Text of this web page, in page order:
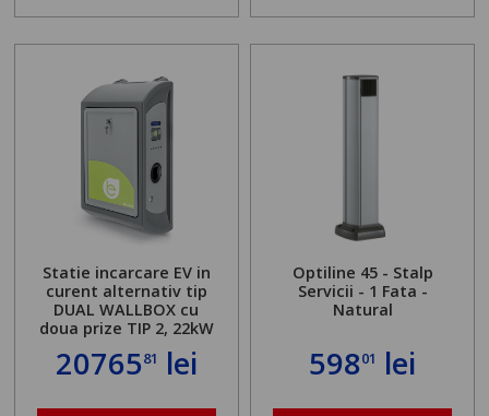
Statie incarcare EV in
curent alternativ tip
DUAL WALLBOX cu
doua prize TIP 2, 22kW
2076581 lei
Optiline 45 - Stalp
Servicii - 1 Fata -
Natural
59801 lei